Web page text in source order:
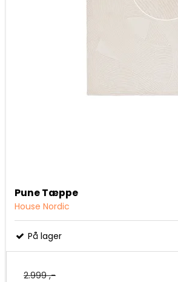
Pune Tæppe
House Nordic
På lager
2.999 ,-